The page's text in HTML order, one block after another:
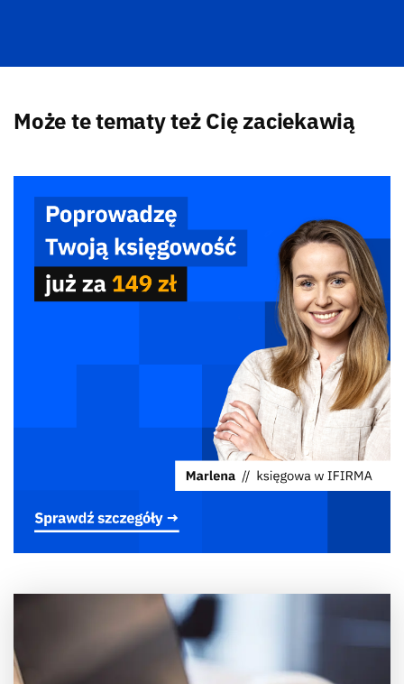
Może te tematy też Cię zaciekawią